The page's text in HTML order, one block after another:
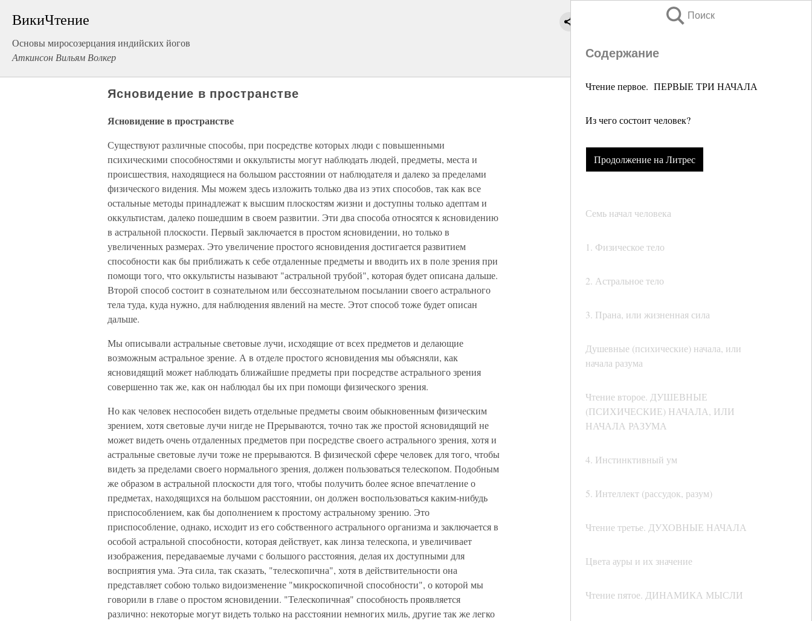
ВикиЧтение
Основы миросозерцания индийских йогов
Аткинсон Вильям Волкер
Поиск
Содержание
Чтение первое. ПЕРВЫЕ ТРИ НАЧАЛА
Из чего состоит человек?
Продолжение на Литрес
Семь начал человека
1. Физическое тело
2. Астральное тело
3. Прана, или жизненная сила
Душевные (психические) начала, или
начала разума
Чтение второе. ДУШЕВНЫЕ
(ПСИХИЧЕСКИЕ) НАЧАЛА, ИЛИ
НАЧАЛА РАЗУМА
4. Инстинктивный ум
5. Интеллект (рассудок, разум)
Чтение третье. ДУХОВНЫЕ НАЧАЛА
Цвета ауры и их значение
Чтение пятое. ДИНАМИКА МЫСЛИ
Ясновидение в пространстве
Ясновидение в пространстве
Существуют различные способы, при посредстве которых люди с повышенными
психическими способностями и оккультисты могут наблюдать людей, предметы, места и
происшествия, находящиеся на большом расстоянии от наблюдателя и далеко за пределами
физического видения. Мы можем здесь изложить только два из этих способов, так как все
остальные методы принадлежат к высшим плоскостям жизни и доступны только адептам и
оккультистам, далеко пошедшим в своем развитии. Эти два способа относятся к ясновидению
в астральной плоскости. Первый заключается в простом ясновидении, но только в
увеличенных размерах. Это увеличение простого ясновидения достигается развитием
способности как бы приближать к себе отдаленные предметы и вводить их в поле зрения при
помощи того, что оккультисты называют "астральной трубой", которая будет описана дальше.
Второй способ состоит в сознательном или бессознательном посылании своего астрального
тела туда, куда нужно, для наблюдения явлений на месте. Этот способ тоже будет описан
дальше.
Мы описывали астральные световые лучи, исходящие от всех предметов и делающие
возможным астральное зрение. А в отделе простого ясновидения мы объясняли, как
ясновидящий может наблюдать ближайшие предметы при посредстве астрального зрения
совершенно так же, как он наблюдал бы их при помощи физического зрения.
Но как человек неспособен видеть отдельные предметы своим обыкновенным физическим
зрением, хотя световые лучи нигде не Прерываются, точно так же простой ясновидящий не
может видеть очень отдаленных предметов при посредстве своего астрального зрения, хотя и
астральные световые лучи тоже не прерываются. В физической сфере человек для того, чтобы
видеть за пределами своего нормального зрения, должен пользоваться телескопом. Подобным
же образом в астральной плоскости для того, чтобы получить более ясное впечатление о
предметах, находящихся на большом расстоянии, он должен воспользоваться каким-нибудь
приспособлением, как бы дополнением к простому астральному зрению. Это
приспособление, однако, исходит из его собственного астрального организма и заключается в
особой астральной способности, которая действует, как линза телескопа, и увеличивает
изображения, передаваемые лучами с большого расстояния, делая их доступными для
восприятия ума. Эта сила, так сказать, "телескопична", хотя в действительности она
представляет собою только видоизменение "микроскопичной способности", о которой мы
говорили в главе о простом ясновидении. "Телескопичная" способность проявляется
различно: некоторые могут видеть только на расстоянии немногих миль, другие так же легко